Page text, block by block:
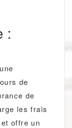
:
de
de
les frais
offre un